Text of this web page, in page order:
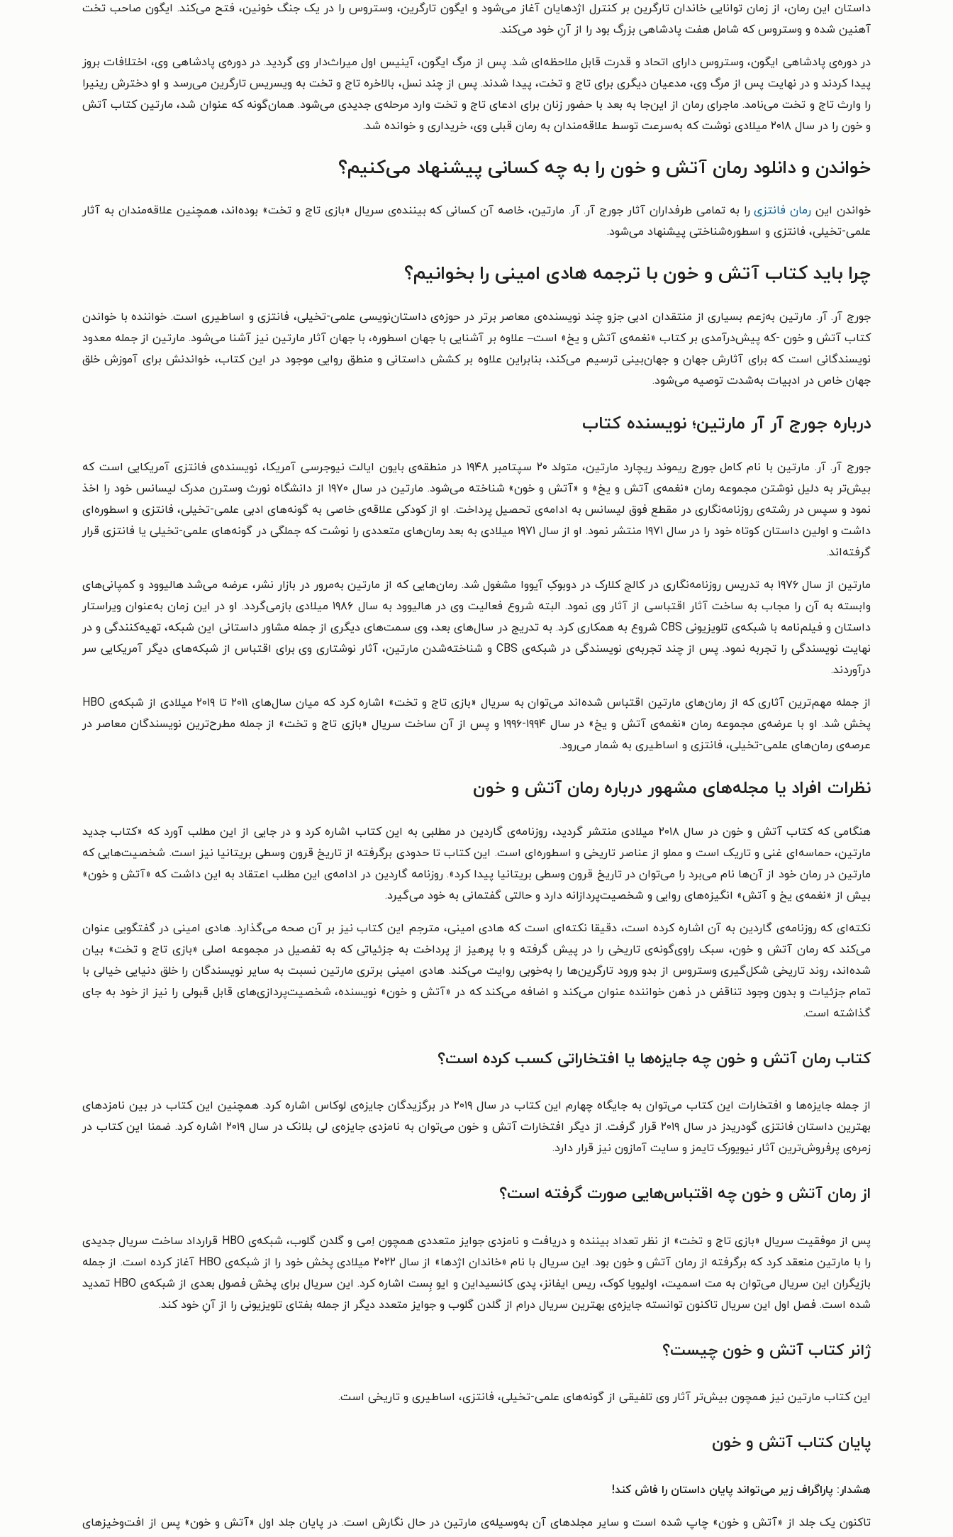
داستان این رمان، از زمان توانایی خاندان تارگرین بر کنترل اژدهایان آغاز می‌‌شود و ایگون تارگرین، وستروس را در یک جنگ خونین، فتح می‌‌کند. ایگون صاحب تخت
آهنین شده و وستروس که شامل هفت پادشاهی بزرگ بود را از آنِ خود می‌‌کند.
در دوره‌‌ی پادشاهی ایگون، وستروس دارای اتحاد و قدرت قابل ملاحظه‌‌ای شد. پس از مرگ ایگون، آینیس اول میراث‌‌دار وی گردید. در دوره‌‌ی پادشاهی وی، اختلافات بروز
پیدا کردند و در نهایت پس از مرگ وی، مدعیان دیگری برای تاج و تخت، پیدا شدند. پس از چند نسل، بالاخره تاج و تخت به ویسریس تارگرین می‌‌رسد و او دخترش رینیرا
را وارث تاج و تخت می‌‌نامد. ماجرای رمان از این‌‌جا به بعد با حضور زنان برای ادعای تاج و تخت وارد مرحله‌‌ی جدیدی می‌‌شود. همان‌‌گونه که عنوان شد، مارتین کتاب آتش
و خون را در سال ۲۰۱۸ میلادی نوشت که به‌سرعت توسط علاقه‌‌مندان به رمان قبلی وی، خریداری و خوانده شد.
خواندن و دانلود رمان آتش و خون را به چه کسانی پیشنهاد می‌‌کنیم؟
خواندن این رمان فانتزیرا به تمامی طرفداران آثار جورج آر. آر. مارتین، خاصه آن‌‌ کسانی که بیننده‌‌ی سریال «بازی تاج و تخت» بوده‌‌اند، همچنین علاقه‌‌مندان به آثار
علمی-تخیلی، فانتزی و اسطوره‌‌شناختی پیشنهاد می‌‌شود.
چرا باید کتاب آتش و خون با ترجمه هادی امینی را بخوانیم؟
جورج آر. آر. مارتین به‌‌زعم بسیاری از منتقدان ادبی جزو چند نویسنده‌‌ی معاصر برتر در حوزه‌‌ی داستان‌‌نویسی علمی-تخیلی، فانتزی و اساطیری است. خواننده با خواندن
کتاب آتش و خون -که پیش‌‌درآمدی بر کتاب «نغمه‌‌ی آتش و یخ» است– علاوه بر آشنایی با جهان اسطوره، با جهان آثار مارتین نیز آشنا می‌‌شود. مارتین از جمله معدود
نویسندگانی است که برای آثارش جهان و جهان‌‌بینی ترسیم می‌‌کند، بنابراین علاوه بر کشش داستانی و منطق روایی موجود در این کتاب، خواندنش برای آموزش خلق
جهان خاص در ادبیات به‌شدت توصیه می‌‌شود.
درباره‌ جورج آر آر مارتین؛ نویسنده کتاب
جورج آر. آر. مارتین با نام کامل جورج ریموند ریچارد مارتین، متولد ۲۰ سپتامبر ۱۹۴۸ در منطقه‌‌ی بایون ایالت نیوجرسی آمریکا، نویسنده‌‌ی فانتزی آمریکایی است که
بیش‌‌تر به دلیل نوشتن مجموعه رمان «نغمه‌‌ی آتش و یخ» و «آتش و خون» شناخته می‌‌شود. مارتین در سال ۱۹۷۰ از دانشگاه نورث وسترن مدرک لیسانس خود را اخذ
نمود و سپس در رشته‌‌ی روزنامه‌‌نگاری در مقطع فوق لیسانس به ادامه‌‌ی تحصیل پرداخت. او از کودکی علاقه‌‌ی خاصی به گونه‌‌های ادبی علمی-تخیلی، فانتزی و اسطوره‌‌ای
داشت و اولین داستان کوتاه خود را در سال ۱۹۷۱ منتشر نمود. او از سال ۱۹۷۱ میلادی به بعد رمان‌‌های متعددی را نوشت که جملگی در گونه‌‌های علمی-تخیلی یا فانتزی قرار
گرفته‌‌اند.
مارتین از سال ۱۹۷۶ به تدریس روزنامه‌‌نگاری در کالج کلارک در دوبوکِ آیووا مشغول شد. رمان‌‌هایی که از مارتین به‌مرور در بازار نشر، عرضه می‌‌شد هالیوود و کمپانی‌‌های
وابسته به آن را مجاب به ساخت آثار اقتباسی از آثار وی نمود. البته شروع فعالیت وی در هالیوود به سال ۱۹۸۶ میلادی بازمی‌‌گردد. او در این زمان به‌عنوان ویراستار
داستان و فیلم‌‌نامه با شبکه‌‌ی تلویزیونی CBS شروع به همکاری کرد. به تدریج در سال‌‌های بعد، وی سمت‌‌های دیگری از جمله مشاور داستانی این شبکه، تهیه‌‌کنندگی و در
نهایت نویسندگی را تجربه نمود. پس از چند تجربه‌‌ی نویسندگی در شبکه‌‌ی CBS و شناخته‌شدن مارتین، آثار نوشتاری وی برای اقتباس از شبکه‌‌های دیگر آمریکایی سر
درآوردند.
از جمله مهم‌‌ترین آثاری که از رمان‌‌های مارتین اقتباس شده‌‌اند می‌‌توان به سریال «بازی تاج و تخت» اشاره کرد که میان سال‌‌های ۲۰۱۱ تا ۲۰۱۹ میلادی از شبکه‌‌ی HBO
پخش شد. او با عرضه‌‌ی مجموعه رمان «نغمه‌‌ی آتش و یخ» در سال ۱۹۹۴-۱۹۹۶ و پس از آن ساخت سریال «بازی تاج و تخت» از جمله مطرح‌‌ترین نویسندگان معاصر در
عرصه‌‌ی رمان‌‌های علمی-تخیلی، فانتزی و اساطیری به شمار می‌‌رود.
نظرات افراد یا مجله‌‌های مشهور درباره‌ رمان آتش و خون
هنگامی که کتاب آتش و خون در سال ۲۰۱۸ میلادی منتشر گردید، روزنامه‌‌ی گاردین در مطلبی به این کتاب اشاره کرد و در جایی از این مطلب آورد که «کتاب جدید
مارتین، حماسه‌‌ای غنی و تاریک است و مملو از عناصر تاریخی و اسطوره‌‌ای است. این کتاب تا حدودی برگرفته از تاریخ قرون وسطی بریتانیا نیز است. شخصیت‌‌هایی که
مارتین در رمان خود از آن‌‌ها نام می‌‌برد را می‌‌توان در تاریخ قرون وسطی بریتانیا پیدا کرد». روزنامه گاردین در ادامه‌‌ی این مطلب اعتقاد به این داشت که «آتش و خون»
بیش از «نغمه‌‌ی یخ و آتش» انگیزه‌‌های روایی و شخصیت‌‌پردازانه دارد و حالتی گفتمانی به خود می‌‌گیرد.
نکته‌‌ای که روزنامه‌‌ی گاردین به آن اشاره کرده است، دقیقا نکته‌‌ای است که هادی امینی، مترجم این کتاب نیز بر آن صحه می‌‌گذارد. هادی امینی در گفتگویی عنوان
می‌‌کند که رمان آتش و خون، سبک راوی‌‌گونه‌‌ی تاریخی را در پیش گرفته و با پرهیز از پرداخت به جزئیاتی که به تفصیل در مجموعه اصلی «بازی تاج و تخت» بیان
شده‌‌اند، روند تاریخی شکل‌‌گیری وستروس از بدو ورود تارگرین‌‌ها را به‌خوبی روایت می‌‌کند. هادی امینی برتری مارتین نسبت به سایر نویسندگان را خلق دنیایی خیالی با
تمام جزئیات و بدون وجود تناقض در ذهن خواننده عنوان می‌‌کند و اضافه می‌‌کند که در «آتش و خون» نویسنده، شخصیت‌‌پردازی‌‌های قابل قبولی را نیز از خود به جای
گذاشته است.
کتاب رمان آتش و خون چه جایزه‌‌ها یا افتخاراتی کسب کرده است؟
از جمله جایزه‌‌ها و افتخارات این کتاب می‌‌توان به جایگاه چهارم این کتاب در سال ۲۰۱۹ در برگزیدگان جایزه‌‌ی لوکاس اشاره کرد. همچنین این کتاب در بین نامزدهای
بهترین داستان فانتزی گودریدز در سال ۲۰۱۹ قرار گرفت. از دیگر افتخارات آتش و خون می‌‌توان به نامزدی جایزه‌‌ی لی بلانک در سال ۲۰۱۹ اشاره کرد. ضمنا این کتاب در
زمره‌‌ی پرفروش‌‌ترین آثار نیویورک تایمز و سایت آمازون نیز قرار دارد.
از رمان آتش و خون چه اقتباس‌هایی صورت گرفته است؟
پس از موفقیت سریال «بازی تاج و تخت» از نظر تعداد بیننده و دریافت و نامزدی جوایز متعددی همچون اِمی و گلدن گلوب، شبکه‌‌ی HBO قرارداد ساخت سریال جدیدی
را با مارتین منعقد کرد که برگرفته از رمان آتش و خون بود. این سریال با نام «خاندان اژدها» از سال ۲۰۲۲ میلادی پخش خود را از شبکه‌‌ی HBO آغاز کرده است. از جمله
بازیگران این سریال می‌‌توان به مت اسمیت، اولیویا کوک، ریس ایفانز، پدی کانسیداین و ایو بِست اشاره کرد. این سریال برای پخش فصول بعدی از شبکه‌‌ی HBO تمدید
شده است. فصل اول این سریال تاکنون توانسته جایزه‌‌ی بهترین سریال درام از گلدن گلوب و جوایز متعدد دیگر از جمله بفتای تلویزیونی را از آنِ خود کند.
ژانر کتاب آتش و خون چیست؟
این کتاب مارتین نیز همچون بیش‌‌تر آثار وی تلفیقی از گونه‌‌های علمی-تخیلی، فانتزی، اساطیری و تاریخی است.
پایان کتاب آتش و خون
هشدار: پاراگراف زیر می‌تواند پایان داستان را فاش کند!
تاکنون یک جلد از «آتش و خون» چاپ شده است و سایر مجلدهای آن به‌‌وسیله‌‌ی مارتین در حال نگارش است. در پایان جلد اول «آتش و خون» پس از افت‌‌وخیزهای